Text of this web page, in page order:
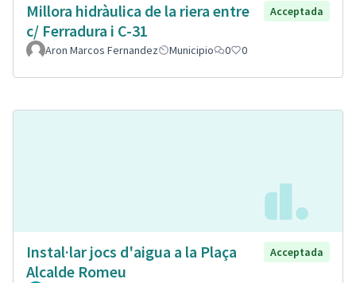
Millora hidràulica de la riera entre
c/ Ferradura i C-31
Acceptada
Aron Marcos Fernandez Municipio 0 0
Instal·lar jocs d'aigua a la Plaça
Alcalde Romeu
Acceptada